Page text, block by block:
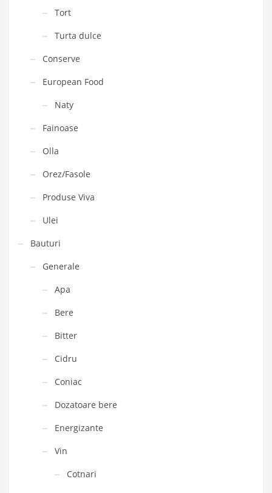
Tort
Turta dulce
Conserve
European Food
Naty
Fainoase
Olla
Orez/Fasole
Produse Viva
Ulei
Bauturi
Generale
Apa
Bere
Bitter
Cidru
Coniac
Dozatoare bere
Energizante
Vin
Cotnari